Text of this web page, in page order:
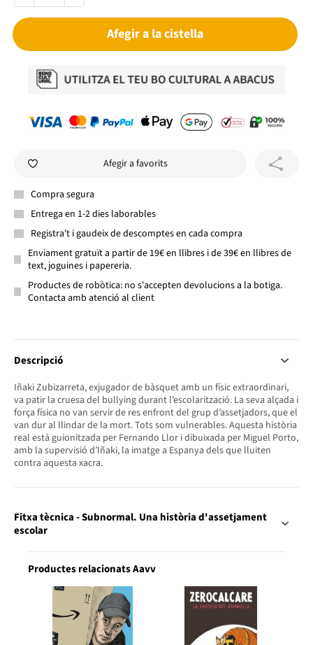
Afegir a la cistella
Afegir a favorits
Compra segura
Entrega en 1-2 dies laborables
Registra't i gaudeix de descomptes en cada compra
Enviament gratuït a partir de 19€ en llibres i de 39€ en llibres de
text, joguines i papereria.
Productes de robòtica: no s'accepten devolucions a la botiga.
Contacta amb atenció al client
Descripció
Iñaki Zubizarreta, exjugador de bàsquet amb un físic extraordinari,
va patir la cruesa del bullying durant l’escolarització. La seva alçada i
força física no van servir de res enfront del grup d’assetjadors, que el
van dur al llindar de la mort. Tots som vulnerables. Aquesta història
real està guionitzada per Fernando Llor i dibuixada per Miguel Porto,
amb la supervisió d’Iñaki, la imatge a Espanya dels que lluiten
contra aquesta xacra.
Fitxa tècnica - Subnormal. Una història d'assetjament
escolar
Productes relacionats Aavv